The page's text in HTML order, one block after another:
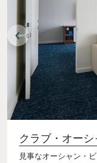
クラブ・オー
見事なオーシャン・